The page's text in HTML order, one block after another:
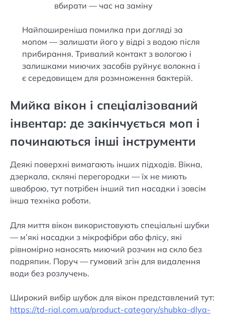
вбирати — час на заміну
Найпоширеніша помилка при догляді за
мопом — залишати його у відрі з водою після
прибирання. Тривалий контакт з вологою і
залишками миючих засобів руйнує волокна і
є середовищем для розмноження бактерій.
Мийка вікон і спеціалізований
інвентар: де закінчується моп і
починаються інші інструменти
Деякі поверхні вимагають інших підходів. Вікна,
дзеркала, скляні перегородки — їх не миють
шваброю, тут потрібен інший тип насадки і зовсім
інша техніка роботи.
Для миття вікон використовують спеціальні шубки
— м’які насадки з мікрофібри або флісу, які
рівномірно наносять миючий розчин на скло без
подряпин. Поруч — гумовий згін для видалення
води без розлучень.
Широкий вибір шубок для вікон представлений тут:
https://td-rial.com.ua/product-category/shubka-dlya-